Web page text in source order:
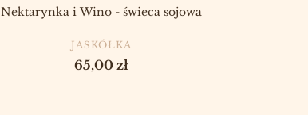
Nektarynka i Wino - świeca sojowa
PRODUCENT
JASKÓŁKA
Cena
65,00 zł